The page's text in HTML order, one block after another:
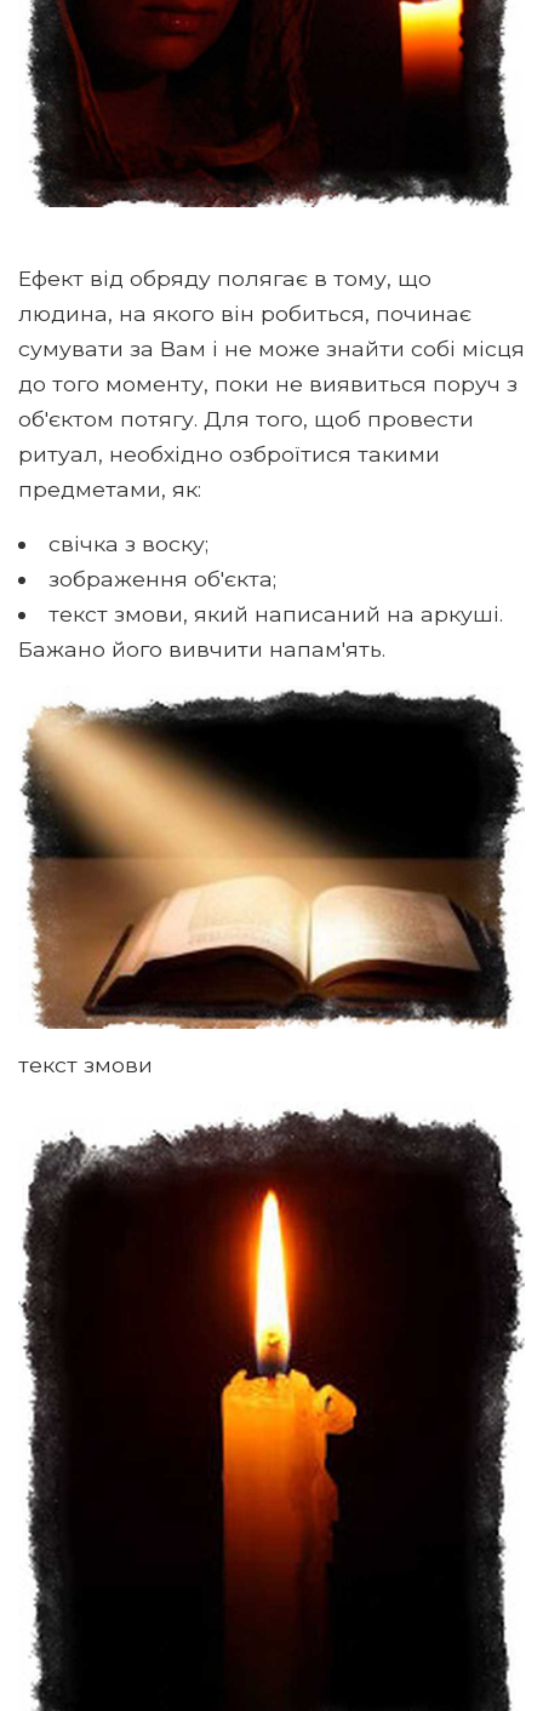
Ефект від обряду полягає в тому, що
людина, на якого він робиться, починає
сумувати за Вам і не може знайти собі місця
до того моменту, поки не виявиться поруч з
об'єктом потягу. Для того, щоб провести
ритуал, необхідно озброїтися такими
предметами, як:
свічка з воску;
зображення об'єкта;
текст змови, який написаний на аркуші.
Бажано його вивчити напам'ять.
текст змови